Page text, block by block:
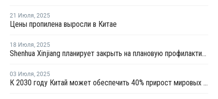
21 Июля, 2025
Цены пропилена выросли в Китае
18 Июля, 2025
Shenhua Xinjiang планирует закрыть на плановую профилактику установку олефинов в Китае
03 Июля, 2025
К 2030 году Китай может обеспечить 40% прирост мировых мощностей по выпуску пропилена